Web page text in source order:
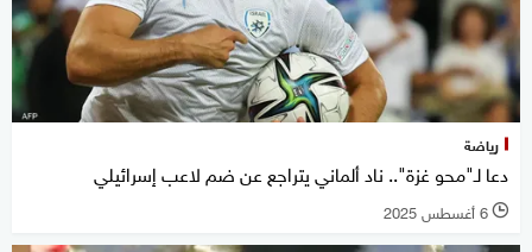
رياضة
دعا لـ"محو غزة".. ناد ألماني يتراجع عن ضم لاعب إسرائيلي
l 6 أغسطس 2025